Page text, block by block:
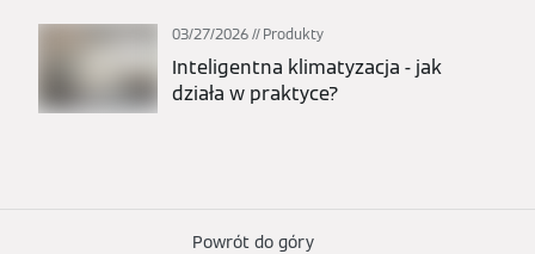
03/27/2026 Produkty
Inteligentna klimatyzacja - jak
działa w praktyce?
Powrót do góry